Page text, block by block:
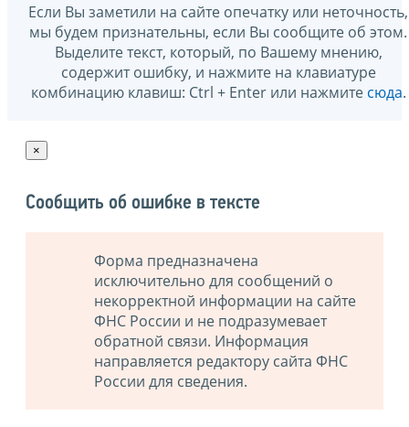
Если Вы заметили на сайте опечатку или неточность,
мы будем признательны, если Вы сообщите об этом.
Выделите текст, который, по Вашему мнению,
содержит ошибку, и нажмите на клавиатуре
комбинацию клавиш: Ctrl + Enter или нажмите сюда.
×
Сообщить об ошибке в тексте
Форма предназначена
исключительно для сообщений о
некорректной информации на сайте
ФНС России и не подразумевает
обратной связи. Информация
направляется редактору сайта ФНС
России для сведения.